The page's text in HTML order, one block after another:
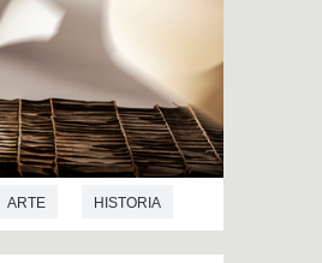
ARTE HISTORIA
LINGÜÍSTICA